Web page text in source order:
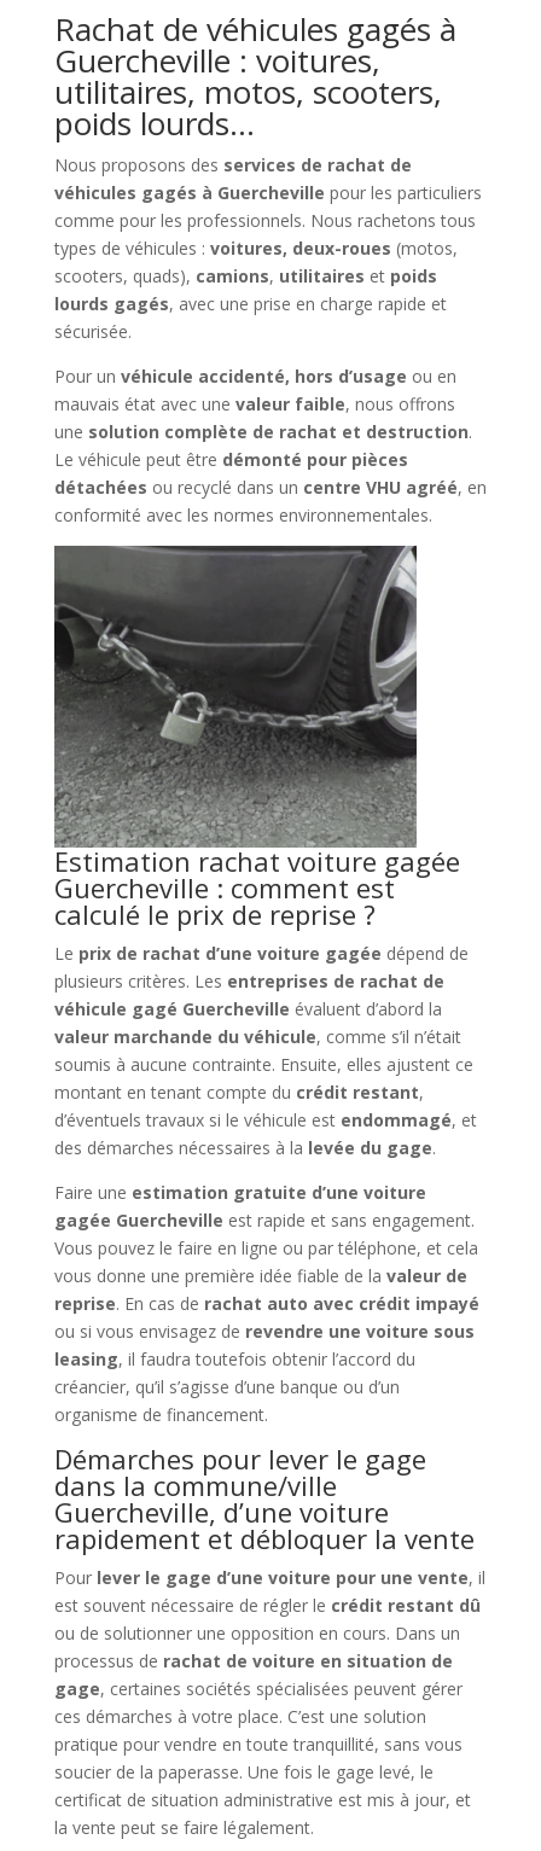
Rachat de véhicules gagés à
Guercheville : voitures,
utilitaires, motos, scooters,
poids lourds…
Nous proposons des services de rachat de
véhicules gagés à Guercheville pour les particuliers
comme pour les professionnels. Nous rachetons tous
types de véhicules : voitures, deux-roues (motos,
scooters, quads), camions, utilitaires et poids
lourds gagés, avec une prise en charge rapide et
sécurisée.
Pour un véhicule accidenté, hors d’usage ou en
mauvais état avec une valeur faible, nous offrons
une solution complète de rachat et destruction.
Le véhicule peut être démonté pour pièces
détachées ou recyclé dans un centre VHU agréé, en
conformité avec les normes environnementales.
Estimation rachat voiture gagée
Guercheville : comment est
calculé le prix de reprise ?
Le prix de rachat d’une voiture gagée dépend de
plusieurs critères. Les entreprises de rachat de
véhicule gagé Guercheville évaluent d’abord la
valeur marchande du véhicule, comme s’il n’était
soumis à aucune contrainte. Ensuite, elles ajustent ce
montant en tenant compte du crédit restant,
d’éventuels travaux si le véhicule est endommagé, et
des démarches nécessaires à la levée du gage.
Faire une estimation gratuite d’une voiture
gagée Guercheville est rapide et sans engagement.
Vous pouvez le faire en ligne ou par téléphone, et cela
vous donne une première idée fiable de la valeur de
reprise. En cas de rachat auto avec crédit impayé
ou si vous envisagez de revendre une voiture sous
leasing, il faudra toutefois obtenir l’accord du
créancier, qu’il s’agisse d’une banque ou d’un
organisme de financement.
Démarches pour lever le gage
dans la commune/ville
Guercheville, d’une voiture
rapidement et débloquer la vente
Pour lever le gage d’une voiture pour une vente, il
est souvent nécessaire de régler le crédit restant dû
ou de solutionner une opposition en cours. Dans un
processus de rachat de voiture en situation de
gage, certaines sociétés spécialisées peuvent gérer
ces démarches à votre place. C’est une solution
pratique pour vendre en toute tranquillité, sans vous
soucier de la paperasse. Une fois le gage levé, le
certificat de situation administrative est mis à jour, et
la vente peut se faire légalement.